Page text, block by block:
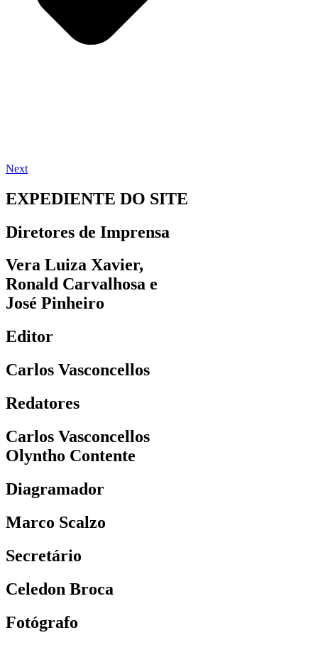
Next
EXPEDIENTE DO SITE
Diretores de Imprensa
Vera Luiza Xavier,
Ronald Carvalhosa e
José Pinheiro
Editor
Carlos Vasconcellos
Redatores
Carlos Vasconcellos
Olyntho Contente
Diagramador
Marco Scalzo
Secretário
Celedon Broca
Fotógrafo